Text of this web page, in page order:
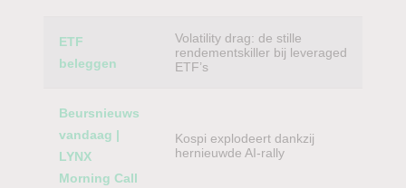
ETF
beleggen
Volatility drag: de stille
rendementskiller bij leveraged
ETF’s
Beursnieuws
vandaag |
LYNX
Morning Call
Kospi explodeert dankzij
hernieuwde AI-rally